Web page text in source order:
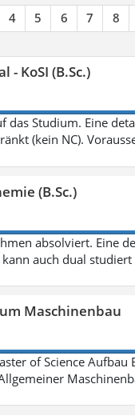
4 5 6 7 8
KoSI (B.Sc.)
das Studium. Eine
(kein NC).
(B.Sc.)
absolviert. Eine
kann auch dual
Maschinenbau
of Science